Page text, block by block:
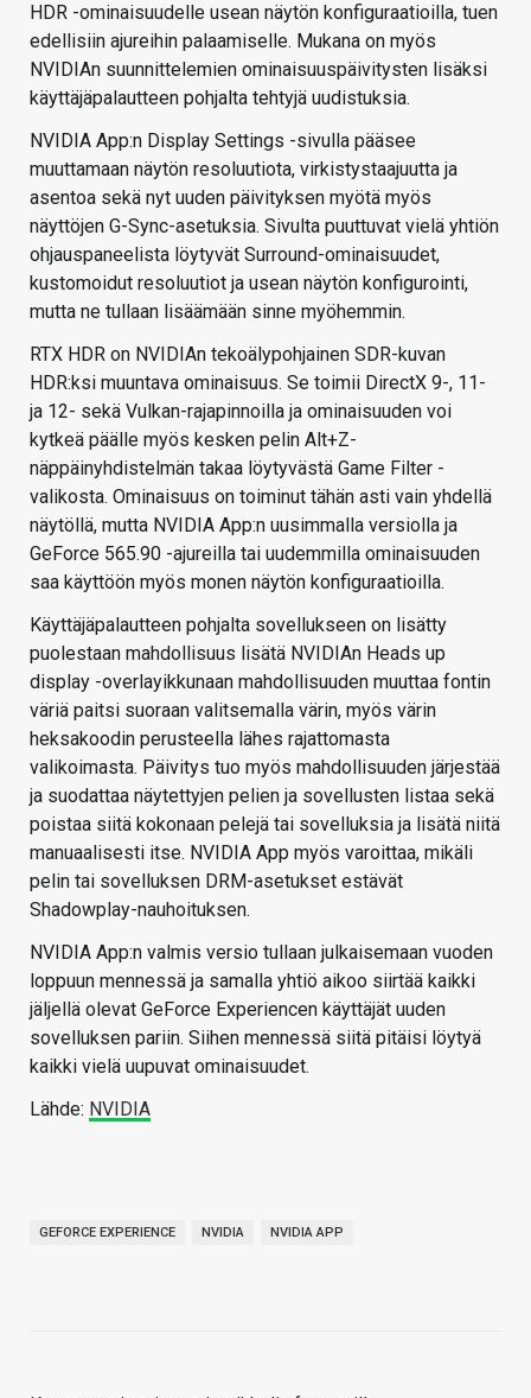
HDR -ominaisuudelle usean näytön konfiguraatioilla, tuen
edellisiin ajureihin palaamiselle. Mukana on myös
NVIDIAn suunnittelemien ominaisuuspäivitysten lisäksi
käyttäjäpalautteen pohjalta tehtyjä uudistuksia.
NVIDIA App:n Display Settings -sivulla pääsee
muuttamaan näytön resoluutiota, virkistystaajuutta ja
asentoa sekä nyt uuden päivityksen myötä myös
näyttöjen G-Sync-asetuksia. Sivulta puuttuvat vielä yhtiön
ohjauspaneelista löytyvät Surround-ominaisuudet,
kustomoidut resoluutiot ja usean näytön konfigurointi,
mutta ne tullaan lisäämään sinne myöhemmin.
RTX HDR on NVIDIAn tekoälypohjainen SDR-kuvan
HDR:ksi muuntava ominaisuus. Se toimii DirectX 9-, 11-
ja 12- sekä Vulkan-rajapinnoilla ja ominaisuuden voi
kytkeä päälle myös kesken pelin Alt+Z-
näppäinyhdistelmän takaa löytyvästä Game Filter -
valikosta. Ominaisuus on toiminut tähän asti vain yhdellä
näytöllä, mutta NVIDIA App:n uusimmalla versiolla ja
GeForce 565.90 -ajureilla tai uudemmilla ominaisuuden
saa käyttöön myös monen näytön konfiguraatioilla.
Käyttäjäpalautteen pohjalta sovellukseen on lisätty
puolestaan mahdollisuus lisätä NVIDIAn Heads up
display -overlayikkunaan mahdollisuuden muuttaa fontin
väriä paitsi suoraan valitsemalla värin, myös värin
heksakoodin perusteella lähes rajattomasta
valikoimasta. Päivitys tuo myös mahdollisuuden järjestää
ja suodattaa näytettyjen pelien ja sovellusten listaa sekä
poistaa siitä kokonaan pelejä tai sovelluksia ja lisätä niitä
manuaalisesti itse. NVIDIA App myös varoittaa, mikäli
pelin tai sovelluksen DRM-asetukset estävät
Shadowplay-nauhoituksen.
NVIDIA App:n valmis versio tullaan julkaisemaan vuoden
loppuun mennessä ja samalla yhtiö aikoo siirtää kaikki
jäljellä olevat GeForce Experiencen käyttäjät uuden
sovelluksen pariin. Siihen mennessä siitä pitäisi löytyä
kaikki vielä uupuvat ominaisuudet.
Lähde: NVIDIA
GEFORCE EXPERIENCE NVIDIA NVIDIA APP